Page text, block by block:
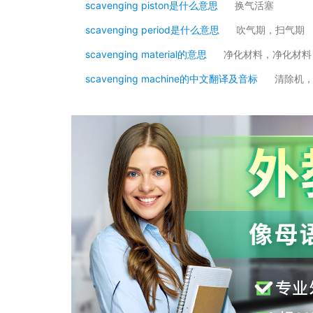
scavenging piston是什么意思 换气活塞
scavenging period是什么意思 吹气期，扫气期
scavenging material的意思 净化材料，净化材料
scavenging machine的中文翻译及音标 清除机